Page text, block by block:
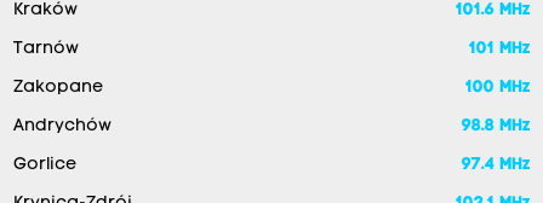
Kraków 101.6 MHz
Tarnów 101 MHz
Zakopane 100 MHz
Andrychów 98.8 MHz
Gorlice 97.4 MHz